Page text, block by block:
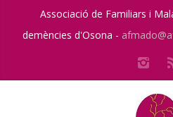
Associació de Familiars i
demències d'Osona -